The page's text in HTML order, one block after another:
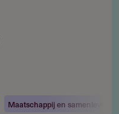
Maatschappij en samenleving